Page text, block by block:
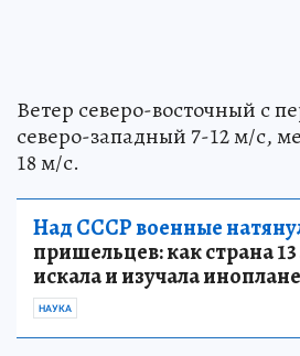
Ветер северо-восточный с
северо-западный 7-12 м/с,
18 м/с.
Над СССР военные
пришельцев: как страна
искала и изучала
НАУКА